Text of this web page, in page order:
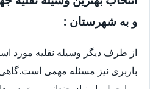
و به شهرستان :
از طرف دیگر وسیله نقلیه مورد
باربری نیز مسئله مهمی